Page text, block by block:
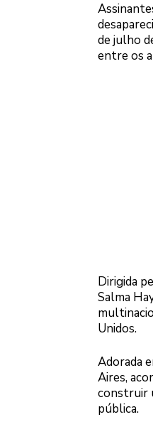
de julho
entre os
Dirigida
Salma
Unidos.
Adorada
Aires,
construir
pública.